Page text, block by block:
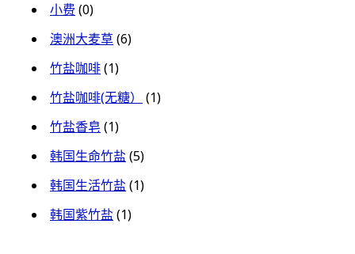
小费 (0)
澳洲大麦草(6)
竹盐咖啡(1)
竹盐咖啡(无糖）
(1)
竹盐香皂 (1)
韩国生命竹盐(5)
韩国生活竹盐(1)
韩国紫竹盐(1)